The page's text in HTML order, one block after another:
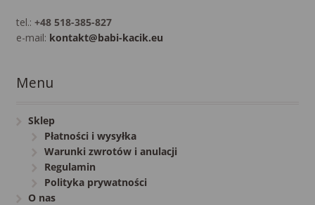
tel.: +48 518-385-827
e-mail: kontakt@babi-kacik.eu
Menu
Sklep
Płatności i wysyłka
Warunki zwrotów i anulacji
Regulamin
Polityka prywatności
O nas